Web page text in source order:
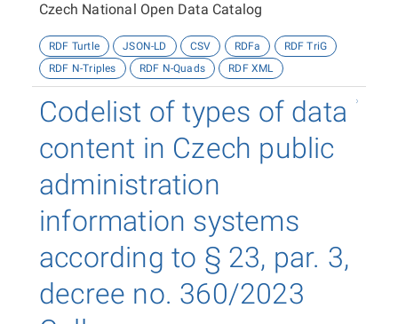
Czech National Open Data Catalog
RDF Turtle JSON-LD CSV RDFa
RDF TriG
RDF N-Triples
RDF N-Quads RDF XML
Codelist of types of data
content in Czech public
administration
information systems
according to § 23, par. 3,
decree no. 360/2023